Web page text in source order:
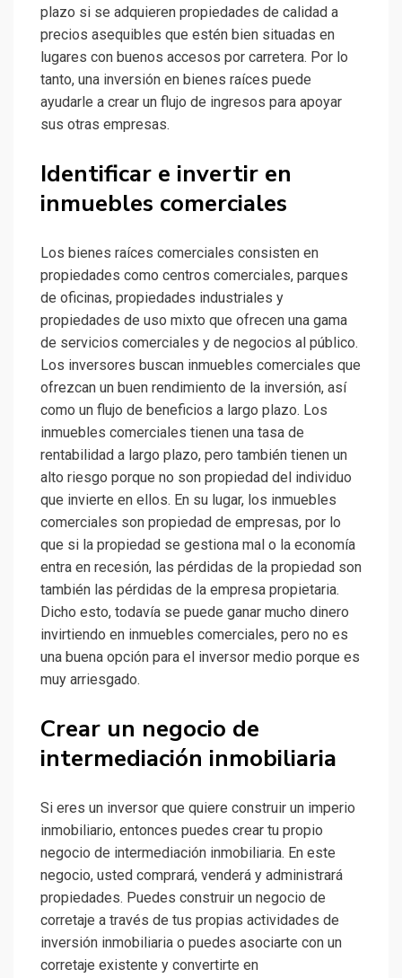
plazo si se adquieren propiedades de calidad a
precios asequibles que estén bien situadas en
lugares con buenos accesos por carretera. Por lo
tanto, una inversión en bienes raíces puede
ayudarle a crear un flujo de ingresos para apoyar
sus otras empresas.
Identificar e invertir en
inmuebles comerciales
Los bienes raíces comerciales consisten en
propiedades como centros comerciales, parques
de oficinas, propiedades industriales y
propiedades de uso mixto que ofrecen una gama
de servicios comerciales y de negocios al público.
Los inversores buscan inmuebles comerciales que
ofrezcan un buen rendimiento de la inversión, así
como un flujo de beneficios a largo plazo. Los
inmuebles comerciales tienen una tasa de
rentabilidad a largo plazo, pero también tienen un
alto riesgo porque no son propiedad del individuo
que invierte en ellos. En su lugar, los inmuebles
comerciales son propiedad de empresas, por lo
que si la propiedad se gestiona mal o la economía
entra en recesión, las pérdidas de la propiedad son
también las pérdidas de la empresa propietaria.
Dicho esto, todavía se puede ganar mucho dinero
invirtiendo en inmuebles comerciales, pero no es
una buena opción para el inversor medio porque es
muy arriesgado.
Crear un negocio de
intermediación inmobiliaria
Si eres un inversor que quiere construir un imperio
inmobiliario, entonces puedes crear tu propio
negocio de intermediación inmobiliaria. En este
negocio, usted comprará, venderá y administrará
propiedades. Puedes construir un negocio de
corretaje a través de tus propias actividades de
inversión inmobiliaria o puedes asociarte con un
corretaje existente y convertirte en